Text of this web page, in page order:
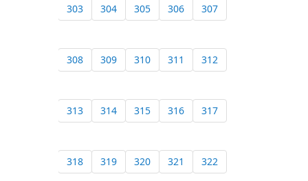
303 304 305 306 307
308 309 310 311 312
313 314 315 316 317
318 319 320 321 322